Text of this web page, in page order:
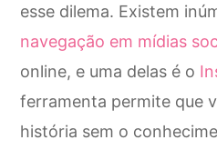
esse dilema. Existem
navegação em mídias
online, e uma delas é o
ferramenta permite que
história sem o